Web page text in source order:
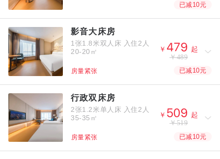
已减10元
影音大床房
1张1.8米双人床 入住2人
20-20㎡
￥  
起
￥489
房量紧张 已减10元
行政双床房
2张1.2米单人床 入住2人
35-35㎡
￥ 
起
￥519
房量紧张 已减10元